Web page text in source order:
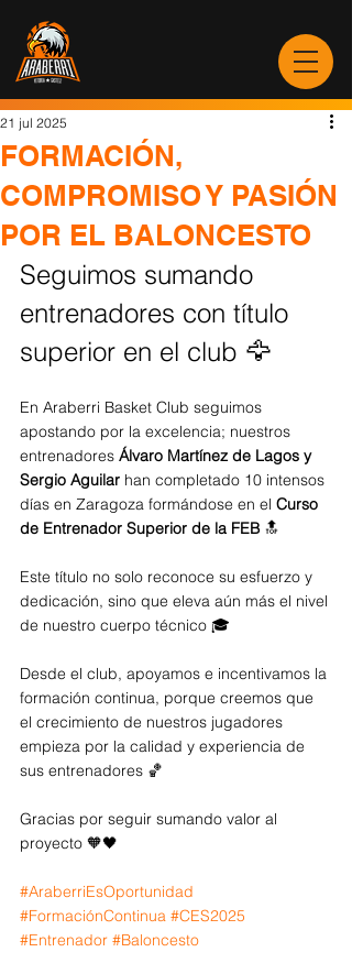
FORMACIÓN,
COMPROMISO Y PASIÓN
POR EL BALONCESTO
21 jul 2025
Seguimos sumando
entrenadores con título
superior en el club 🦅
En Araberri Basket Club seguimos
apostando por la excelencia; nuestros
entrenadores Álvaro Martínez de Lagos y
Sergio Aguilar han completado 10 intensos
días en Zaragoza formándose en el Curso
de Entrenador Superior de la FEB 🔝
Este título no solo reconoce su esfuerzo y
dedicación, sino que eleva aún más el nivel
de nuestro cuerpo técnico 🎓
Desde el club, apoyamos e incentivamos la
formación continua, porque creemos que
el crecimiento de nuestros jugadores
empieza por la calidad y experiencia de
sus entrenadores 🏀
Gracias por seguir sumando valor al
proyecto 🧡🖤
#AraberriEsOportunidad
#FormaciónContinua #CES2025
#Entrenador #Baloncesto